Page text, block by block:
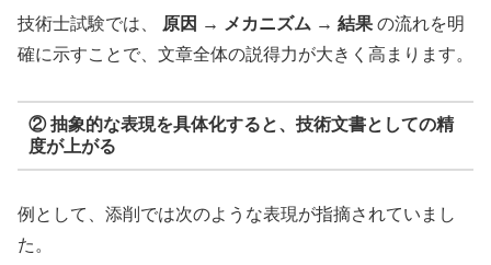
技術士試験では、 原因 → メカニズム → 結果 の流れを明
確に示すことで、文章全体の説得力が大きく高まります。
② 抽象的な表現を具体化すると、技術文書としての精
度が上がる
例として、添削では次のような表現が指摘されていまし
た。